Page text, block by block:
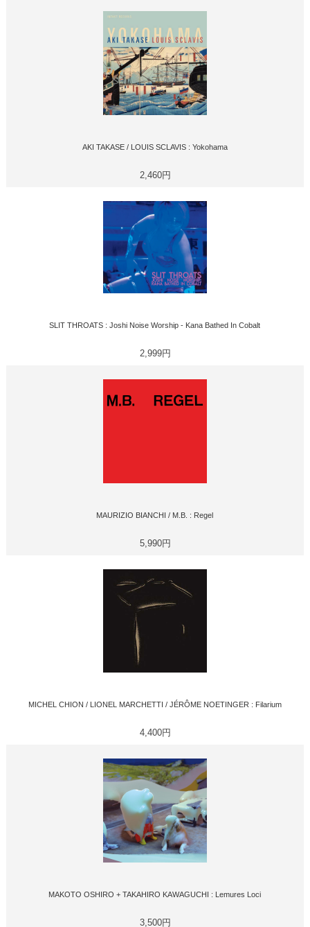
AKI TAKASE / LOUIS SCLAVIS : Yokohama
2,460円
SLIT THROATS : Joshi Noise Worship - Kana Bathed In Cobalt
2,999円
MAURIZIO BIANCHI / M.B. : Regel
5,990円
MICHEL CHION / LIONEL MARCHETTI / JÉRÔME NOETINGER : Filarium
4,400円
MAKOTO OSHIRO + TAKAHIRO KAWAGUCHI : Lemures Loci
3,500円